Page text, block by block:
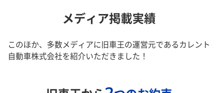
メディア掲載実績
このほか、多数メディアに旧車王の運営元であるカレント
自動車株式会社を紹介いただきました！